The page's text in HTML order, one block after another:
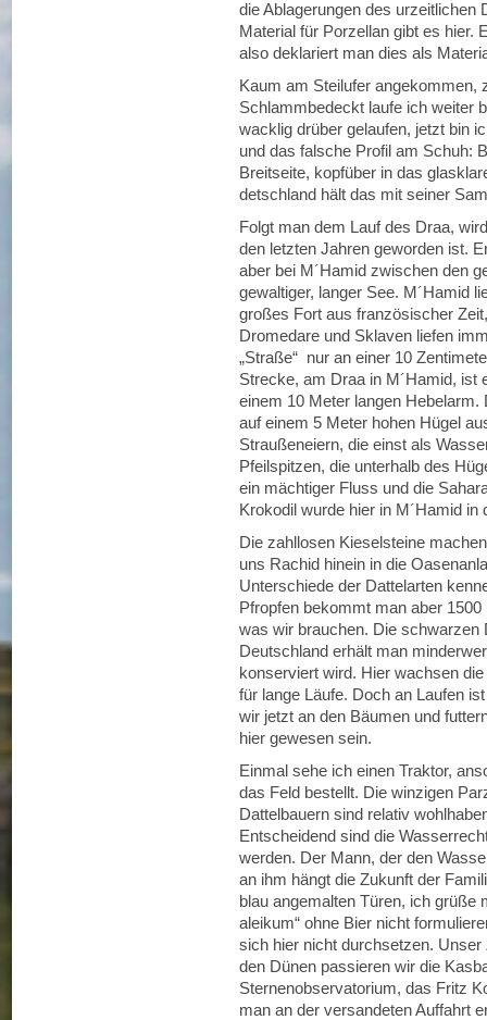
die Ablagerungen des urzeitlichen
Material für Porzellan gibt es hier.
also deklariert man dies als
Kaum am Steilufer
Schlammbedeckt laufe ich weiter
wacklig drüber gelaufen, jetzt bin
und das falsche Profil am Schuh:
Breitseite, kopfüber in das
detschland hält das mit seiner
Folgt man dem Lauf des Draa,
den letzten Jahren geworden ist.
aber bei M´Hamid zwischen den
gewaltiger, langer See. M´Hamid
großes Fort aus französischer
Dromedare und Sklaven liefen
„Straße“ nur an einer 10
Strecke, am Draa in M´Hamid, ist
einem 10 Meter langen
auf einem 5 Meter hohen Hügel
Straußeneiern, die einst als
Pfeilspitzen, die unterhalb des
ein mächtiger Fluss und die
Krokodil wurde hier in M´Hamid in
Die zahllosen Kieselsteine
uns Rachid hinein in die
Unterschiede der Dattelarten
Pfropfen bekommt man aber
was wir brauchen. Die
Deutschland erhält man
konserviert wird. Hier wachsen
für lange Läufe. Doch an Laufen
wir jetzt an den Bäumen und
hier gewesen sein.
Einmal sehe ich einen Traktor,
das Feld bestellt. Die winzigen
Dattelbauern sind relativ
Entscheidend sind die
werden. Der Mann, der den
an ihm hängt die Zukunft der
blau angemalten Türen, ich grüße
aleikum“ ohne Bier nicht
sich hier nicht durchsetzen. Unser
den Dünen passieren wir die
Sternenobservatorium, das Fritz
man an der versandeten Auffahrt